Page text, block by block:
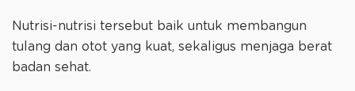
Nutrisi-nutrisi tersebut baik untuk membangun
tulang dan otot yang kuat, sekaligus menjaga berat
badan sehat.